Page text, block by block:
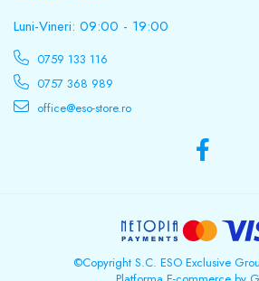
Luni-Vineri: 09:00 - 19:00
0759 133 116
0757 368 989
office@eso-store.ro
©Copyright S.C. ESO Exclusive